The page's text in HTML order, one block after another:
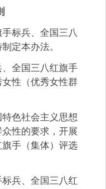
标兵、全国三八
定本办法。
全国三八红旗手
女性（优秀女性群
色社会主义思想
性的要求，开展
手（集体）评选
兵、全国三八红